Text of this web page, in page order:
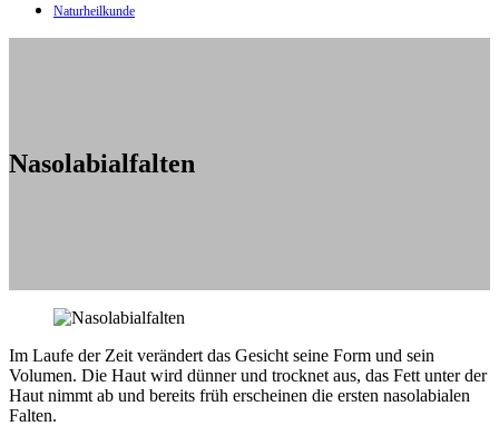
Naturheilkunde
Nasolabialfalten
Im Laufe der Zeit verändert das Gesicht seine Form und sein
Volumen. Die Haut wird dünner und trocknet aus, das Fett unter der
Haut nimmt ab und bereits früh erscheinen die ersten nasolabialen
Falten.